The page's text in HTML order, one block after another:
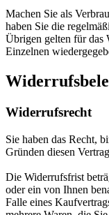
Machen Sie als
haben Sie die
Übrigen gelten für das
Einzelnen
Widerrufsrecht
Sie haben das Recht,
Gründen diesen
Die Widerrufsfrist
oder ein von Ihnen
Falle eines